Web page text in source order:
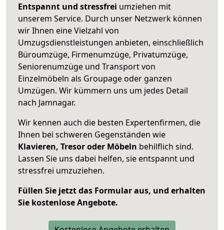
Entspannt und stressfrei umziehen mit
unserem Service. Durch unser Netzwerk können
wir Ihnen eine Vielzahl von
Umzugsdienstleistungen anbieten, einschließlich
Büroumzüge, Firmenumzüge, Privatumzüge,
Seniorenumzüge und Transport von
Einzelmöbeln als Groupage oder ganzen
Umzügen. Wir kümmern uns um jedes Detail
nach Jamnagar.
Wir kennen auch die besten Expertenfirmen, die
Ihnen bei schweren Gegenständen wie
Klavieren, Tresor oder Möbeln behilflich sind.
Lassen Sie uns dabei helfen, sie entspannt und
stressfrei umzuziehen.
Füllen Sie jetzt das Formular aus, und erhalten
Sie kostenlose Angebote.